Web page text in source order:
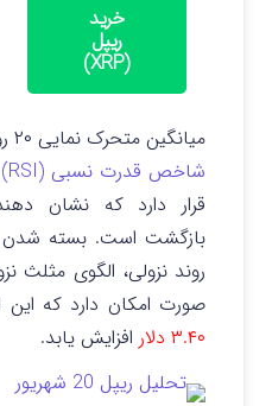
خرید
ریپل
(XRP)
میانگین متحرک نمایی ۲۰ روزه در حال افزایش است و
شاخص قدرت نسبی (RSI)
قرار دارد که نشان
بازگشت است.بسته
روند نزولی، الگوی مثلث
صورت امکان دارد که این
۳.۴۰ دلار
افزایش یابد.